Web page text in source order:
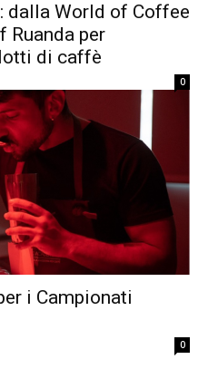
dalla World of Coffee
Ruanda per
di caffè
0
i Campionati
0